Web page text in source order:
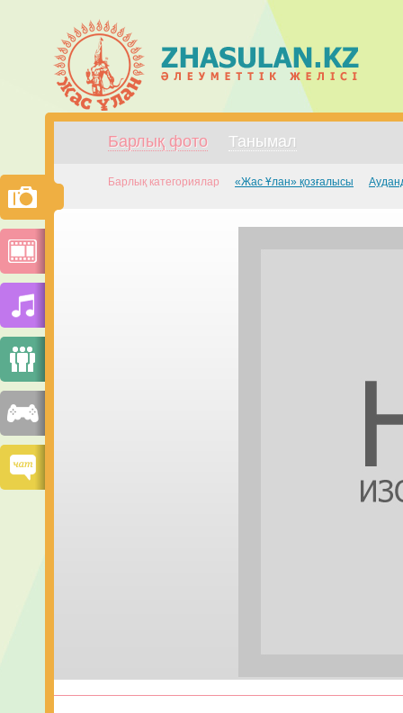
Барлық фото Танымал
Барлық категориялар «Жас Ұлан» қозғалысы